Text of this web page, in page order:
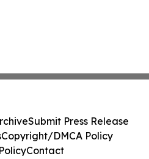
Submit Press Release
Copyright/DMCA Policy
Contact